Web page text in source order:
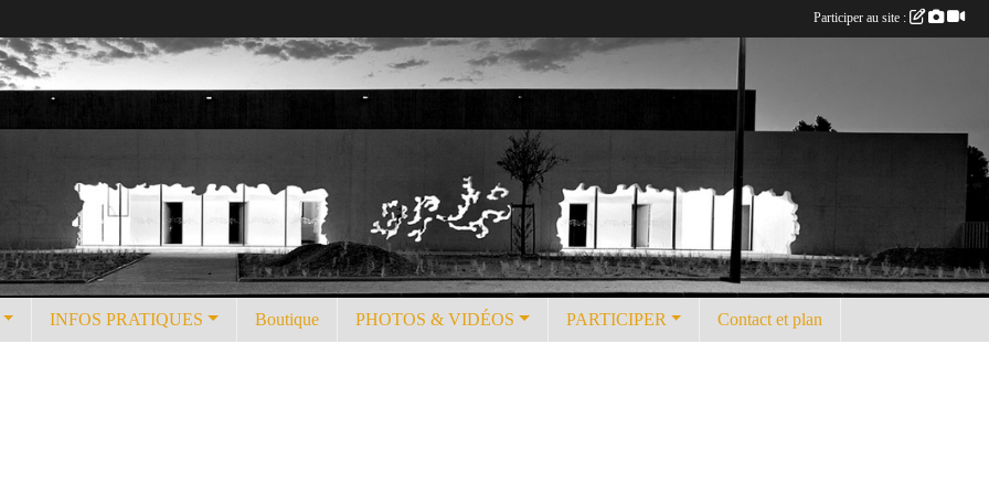
INFOS PRATIQUES Boutique PHOTOS & VIDÉOS PARTICIPER Contact et plan
Participer au site :